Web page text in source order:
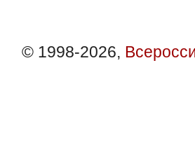
© 1998-2026,